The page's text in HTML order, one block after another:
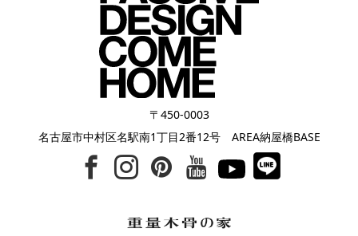
〒450-0003
名古屋市中村区名駅南1丁目2番12号 AREA納屋橋BASE